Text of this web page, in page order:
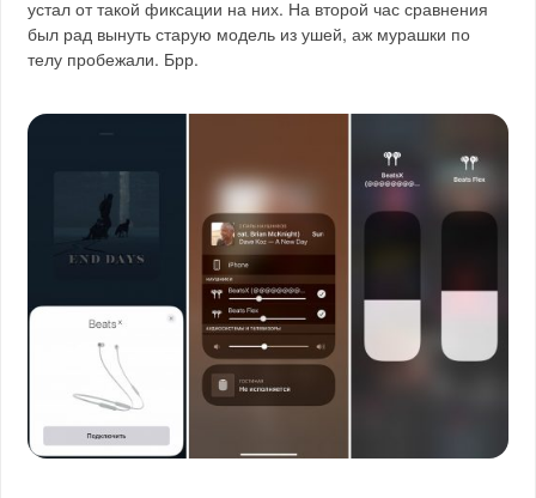
устал от такой фиксации на них. На второй час сравнения
был рад вынуть старую модель из ушей, аж мурашки по
телу пробежали. Брр.